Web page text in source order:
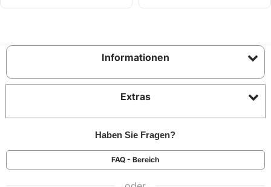
Informationen
Extras
Haben Sie Fragen?
FAQ - Bereich